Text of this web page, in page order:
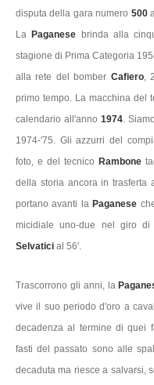
disputa della gara numero 500
La Paganese brinda alla
stagione di Prima Categoria
alla rete del bomber Cafiero,
primo tempo. La macchina del
calendario all'anno1974.
1974-'75. Gli azzurri del
foto, e del tecnico Rambone
della storia ancora in trasferta
portano avanti la Paganese
micidiale uno-due nel giro
Selvatici al 56'.
Trascorrono gli anni, la
vive il suo periodo d'oro a
decadenza al termine di quei
fasti del passato sono alle
decaduta ma riesce a salvarsi,